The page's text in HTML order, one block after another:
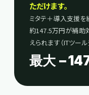
ただけます。
ミタテ＋導入支援
約147.5万円が補助
えられます（ITツー
最大